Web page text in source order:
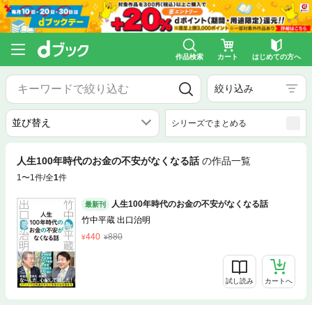
作品検索 カート はじめての方へ
絞り込み
シリーズでまとめる
人生100年時代のお金の不安がなくなる話 の作品一覧
1〜1件/全1件
最新刊
人生100年時代のお金の不安がなくなる話
竹中平蔵 出口治明
440
880
試し読み カートへ